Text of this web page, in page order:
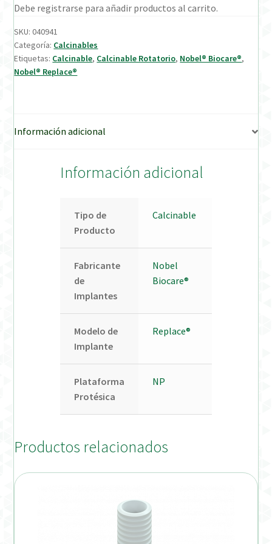
Verification Required
Welcome to DELTA Abutments | Tienda Online!
Debe registrarse para añadir productos al carrito.
SKU:040941
Categoría: Calcinables
Etiquetas: Calcinable, Calcinable Rotatorio, Nobel® Biocare®,
Nobel® Replace®
Información adicional
Información adicional
Tipo de
Producto
Calcinable
Fabricante
de
Implantes
Nobel
Biocare®
Modelo de
Implante
Replace®
Plataforma
Protésica
NP
Productos relacionados